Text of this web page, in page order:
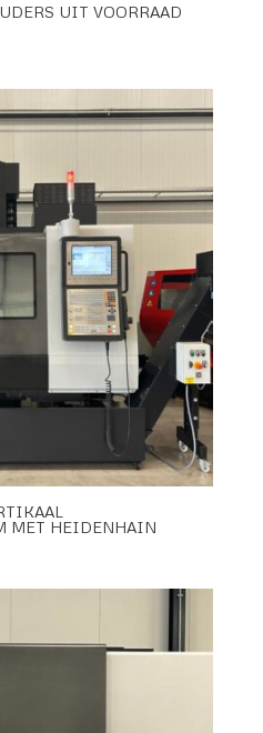
UIT VOORRAAD
MET HEIDENHAIN